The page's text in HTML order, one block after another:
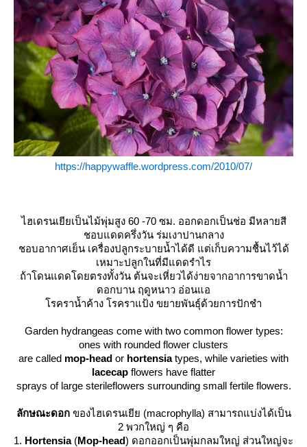
https://happywaffle.wordpress.com/2010/07/
ไฮเดรนเยียเป็นไม้พุ่มสูง 60 -70 ซม. ออกดอกเป็นช่อ มีหลายสี
ชอบแดดครึ่งวัน ร่มเงาปานกลาง
ชอบอากาศเย็น เครื่องปลูกระบายน้ำได้ดี แต่เก็บความชื้นไว้ได้
เหมาะปลูกในที่มีแดดรำไร
ถ้าโดนแดดโดยตรงทั้งวัน ต้นจะเหี่ยวได้ง่ายจากอาการขาดน้ำ
ดอกบาน ฤดูหนาว อ่อนแอ
รคราน้ำค้าง โรคราแป้ง ขยายพันธุ์ด้วยการปักชำ
Garden hydrangeas come with two common flower types:
ones with rounded flower clusters
are called mop-head or hortensiatypes, while varieties with
lacecap flowers have flatter
sprays of large sterileflowers surrounding small fertile flowers.
ลักษณะดอก ของไฮเดรนเยีย (macrophylla) สามารถแบ่งได้เป็น
2 พวกใหญ่ ๆ คือ
1. Hortensia(Mop-head) ดอกออกเป็นพุ่มกลมใหญ่ ส่วนใหญ่จะ